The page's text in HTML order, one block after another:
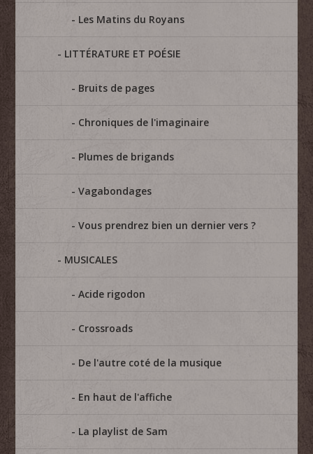
Les Matins du Royans
LITTÉRATURE ET POÉSIE
Bruits de pages
Chroniques de l'imaginaire
Plumes de brigands
Vagabondages
Vous prendrez bien un dernier vers ?
MUSICALES
Acide rigodon
Crossroads
De l'autre coté de la musique
En haut de l'affiche
La playlist de Sam